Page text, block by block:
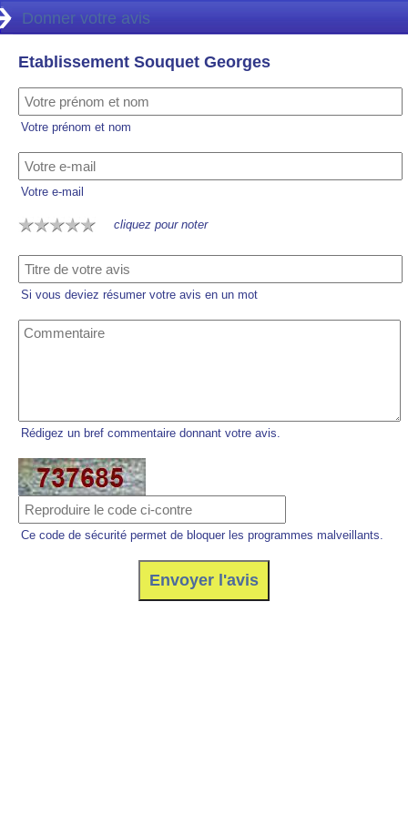
Donner votre avis
Etablissement Souquet Georges
Votre prénom et nom
Votre e-mail
cliquez pour noter
Si vous deviez résumer votre avis en un mot
Rédigez un bref commentaire donnant votre avis.
Ce code de sécurité permet de bloquer les programmes malveillants.